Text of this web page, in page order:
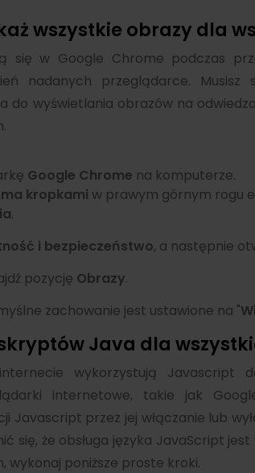
wszystkie obrazy dla
się w Google Chrome podczas
nadanych przeglądarce.
do wyświetlania obrazów na
Google Chrome na komputerze.
kropkami w prawym górnym rogu
.
i bezpieczeństwo, a następnie
pozycję Obrazy.
zachowanie jest ustawione na "
skryptów Java dla
wykorzystują Javascript
internetowe, takie jak
Javascript przez jej włączanie lub
się, że obsługa języka JavaScript
wykonaj poniższe proste kroki.